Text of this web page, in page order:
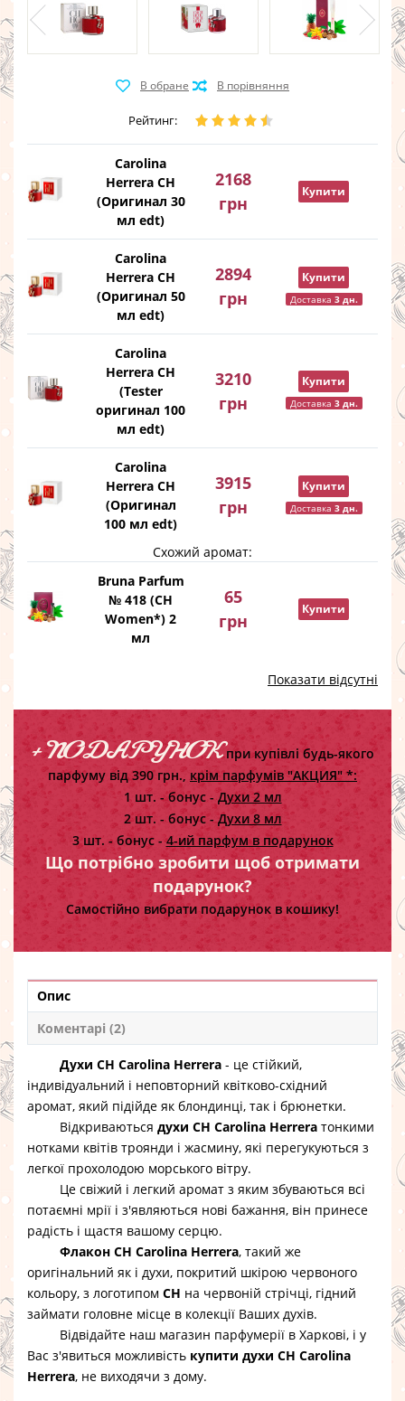
Рейтинг:
Carolina
Herrera CH
(Оригинал 30
мл edt)
2168
грн
Купити
Carolina
Herrera CH
(Оригинал 50
мл edt)
2894
грн
Купити
Доставка 3 дн.
Carolina
Herrera CH
(Tester
оригинал 100
мл edt)
3210
грн
Купити
Доставка 3 дн.
Carolina
Herrera CH
(Оригинал
100 мл edt)
3915
грн
Купити
Доставка 3 дн.
Схожий аромат:
Bruna Parfum
№ 418 (CH
Women*) 2
мл
65
грн
Купити
Показати відсутні
+ ПОДАРУНОКпри купівлі будь-якого
парфуму від 390 грн., крім парфумів "АКЦИЯ" *:
1 шт. - бонус - Духи 2 мл
2 шт. - бонус -Духи 8 мл
3 шт. - бонус -4-ий парфум в подарунок
Що потрібно зробити щоб отримати
подарунок?
Самостійно вибрати подарунок в кошику!
Опис
Коментарі (2)
Духи CH Carolina Herrera - це стійкий,
індивідуальний і неповторний квітково-східний
аромат, який підійде як блондинці, так і брюнетки.
Відкриваються духи CH Carolina Herrera тонкими
нотками квітів троянди і жасмину, які перегукуються з
легкої прохолодою морського вітру.
Це свіжий і легкий аромат з яким збуваються всі
потаємні мрії і з'являються нові бажання, він принесе
радість і щастя вашому серцю.
Флакон CH Carolina Herrera, такий же
оригінальний як і духи, покритий шкірою червоного
кольору, з логотипом СH на червоній стрічці, гідний
займати головне місце в колекції Ваших духів.
Відвідайте наш магазин парфумерії в Харкові, і у
Вас з'явиться можливість купити духи CH Carolina
Herrera, не виходячи з дому.